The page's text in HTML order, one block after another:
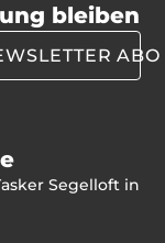
bleiben
ABO
Segelloft in